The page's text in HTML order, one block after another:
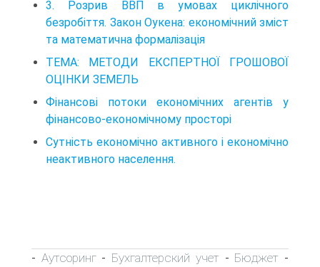
3. Розрив ВВП в умовах циклічного
безробіття. Закон Оукена: економічний зміст
та математична формалізація
ТЕМА: МЕТОДИ ЕКСПЕРТНОЇ ГРОШОВОЇ
ОЦІНКИ ЗЕМЕЛЬ
Фінансові потоки економічних агентів у
фінансово-економічному просторі
Сутність економічно активного і економічно
неактивного населення.
- Аутсоринг- Бухгалтерский учет - Бюджет -